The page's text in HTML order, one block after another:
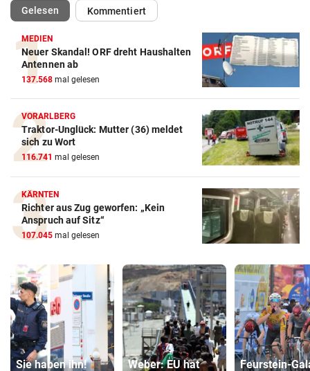
Gelesen(ausgewählt)Kommentiert
MEDIEN
Neuer Skandal! ORF dreht Haushalten
Antennen ab
137.568 mal gelesen
VORARLBERG
Traktor-Unglück: Mutter (36) meldet
sich zu Wort
116.741 mal gelesen
KÄRNTEN
Richter aus Zug geworfen: „Kein
Anspruch auf Sitz“
107.045 mal gelesen
Sie haben ihn! Weber: EU hat Feurstein-